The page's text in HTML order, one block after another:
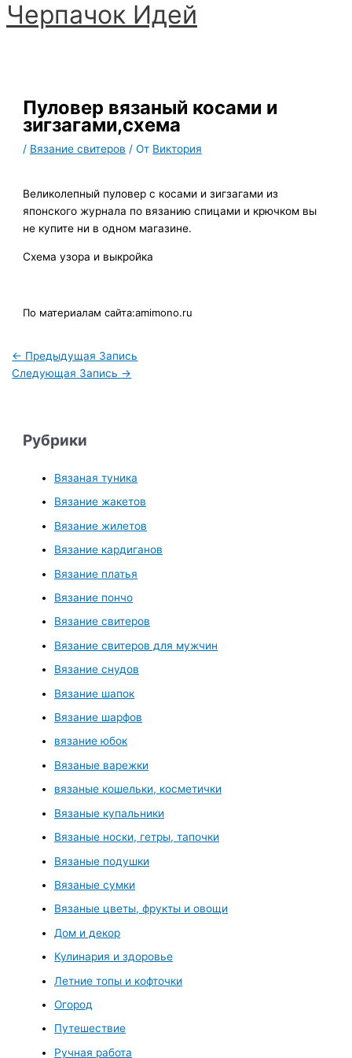
Перейти
к
Черпачoк Идей
Пуловер вязаный косами и
зигзагами,схема
/ Вязание свитеров / От Виктория
Великолепный пуловер с косами и зигзагами из
японского журнала по вязанию спицами и крючком вы
не купите ни в одном магазине.
Схема узора и выкройка
По материалам сайта:amimono.ru
← Предыдущая Запись
Следующая Запись →
Рубрики
Вязаная туника
Вязание жакетов
Вязание жилетов
Вязание кардиганов
Вязание платья
Вязание пончо
Вязание свитеров
Вязание свитеров для мужчин
Вязание снудов
Вязание шапок
Вязание шарфов
вязание юбок
Вязаные варежки
вязаные кошельки, косметички
Вязаные купальники
Вязаные носки, гетры, тапочки
Вязаные подушки
Вязаные сумки
Вязаные цветы, фрукты и овощи
Дом и декор
Кулинария и здоровье
Летние топы и кофточки
Огород
Путешествие
Ручная работа